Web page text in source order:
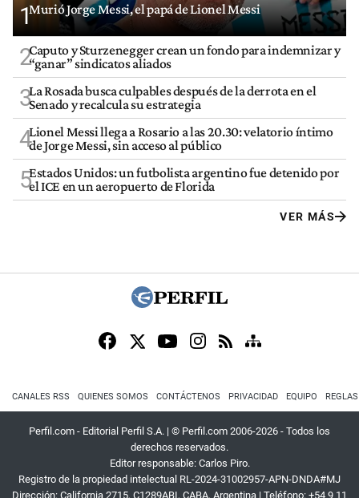
1Murió Jorge Messi, el papá de Lionel Messi
2Caputo y Sturzenegger crean un fondo para indemnizar y
“ganar” sindicatos aliados
3La Rosada busca culpables después de la derrota en el
Senado y recalcula su estrategia
4Lionel Messi llega a Rosario a las 20.30: velatorio íntimo
de Jorge Messi, sin acceso al público
5Estados Unidos: un futbolista argentino fue detenido por
el ICE en un aeropuerto de Florida
VER MÁS
CANALES RSS QUIENES SOMOS CONTÁCTENOS PRIVACIDAD EQUIPO
Perfil.com - Editorial Perfil S.A. | © Perfil.com 2006-2026 - Todos los
derechos reservados.
Editor responsable: Carlos Piro.
Registro de la propiedad intelectual RL-2024-31002957-APN-DNDA#MJ
Dirección: California 2715, C1289ABI, CABA, Argentina | Teléfono: +54 9 11